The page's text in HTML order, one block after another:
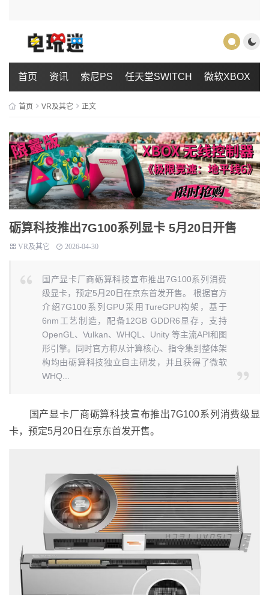
首页 资讯 索尼PS 任天堂SWITCH 微软XBOX
首页 VR及其它 正文
砺算科技推出7G100系列显卡 5月20日开售
VR及其它 2026-04-30
国产显卡厂商砺算科技宣布推出7G100系列消费
级显卡，预定5月20日在京东首发开售。 根据官方
介绍7G100系列GPU采用TureGPU构架，基于
6nm工艺制造，配备12GB GDDR6显存，支持
OpenGL、Vulkan、WHQL、Unity 等主流API和图
形引擎。同时官方称从计算核心、指令集到整体架
构均由砺算科技独立自主研发，并且获得了微软
WHQ...
国产显卡厂商砺算科技宣布推出7G100系列消费级显
卡，预定5月20日在京东首发开售。